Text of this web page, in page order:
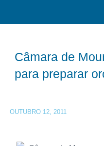
Câmara de
para preparar
OUTUBRO 12, 2011